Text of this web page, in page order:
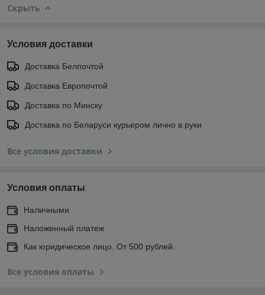
Скрыть
Условия доставки
Доставка Белпочтой
Доставка Европочтой
Доставка по Минску
Доставка по Беларуси курьером лично в руки
Все условия доставки
Условия оплаты
Наличными
Наложенный платеж
Как юридическое лицо. От 500 рублей.
Все условия оплаты